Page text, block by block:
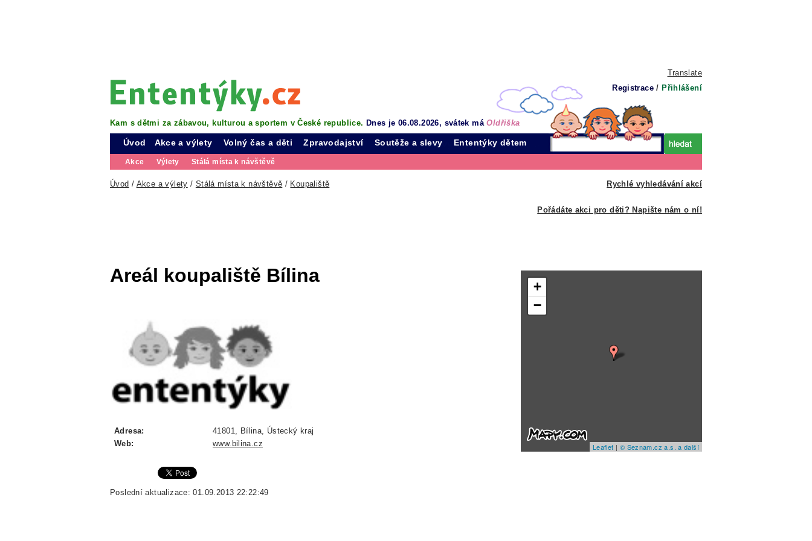
Translate
Registrace / Přihlášení
Kam s dětmi za zábavou, kulturou a sportem v České republice. Dnes je 06.08.2026, svátek máOldřiška
Úvod Akce a výlety
Akce Výlety Stálá místa k návštěvě
Volný čas a děti Zpravodajství Soutěže a slevy Ententýky dětem
Rychlé vyhledávání akcí
Úvod / Akce a výlety / Stálá místa k návštěvě / Koupaliště
Pořádáte akci pro děti? Napište nám o ní!
Areál koupaliště Bílina
Adresa:
41801, Bílina, Ústecký kraj
Web:
www.bilina.cz
Poslední aktualizace: 01.09.2013 22:22:49
+
−
Leaflet | © Seznam.cz a.s. a další